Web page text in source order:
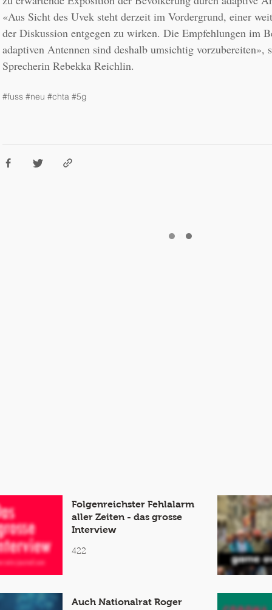
«Aus Sicht des Uvek steht derzeit im Vordergrund, einer
der Diskussion entgegen zu wirken. Die Empfehlungen im
adaptiven Antennen sind deshalb umsichtig vorzubereiten»,
Sprecherin Rebekka Reichlin.
#fuss #neu #chta #5g
Folgenreichster Fehlalarm
aller Zeiten - das grosse
Interview
422
Auch Nationalrat Roger